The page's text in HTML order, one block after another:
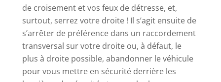
de croisement et vos feux de détresse, et,
surtout, serrez votre droite ! Il s’agit ensuite de
s’arrêter de préférence dans un raccordement
transversal sur votre droite ou, à défaut, le
plus à droite possible, abandonner le véhicule
pour vous mettre en sécurité derrière les